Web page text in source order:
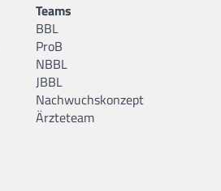
Teams
BBL
ProB
NBBL
JBBL
Nachwuchskonzept
Ärzteteam